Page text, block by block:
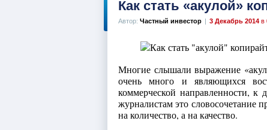
Как стать «акулой»
Автор: Частный инвестор | 3 Декабрь 2014 в
Многие слышали выражение
очень много и являющихся
коммерческой направленности, к
журналистам это словосочетание
на количество, а на качество.